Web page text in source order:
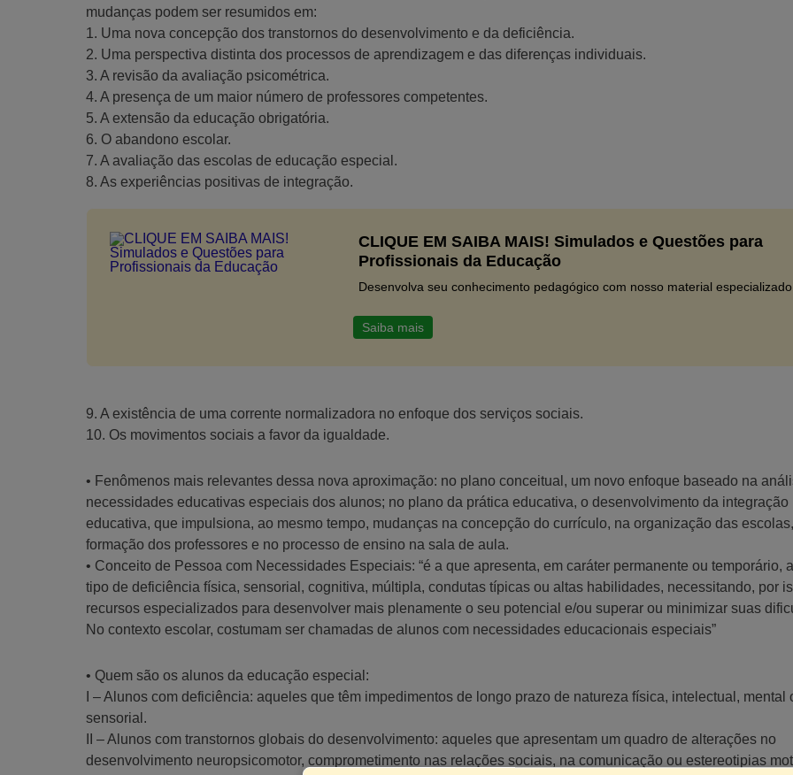
mudanças podem ser resumidos em:
1. Uma nova concepção dos transtornos do desenvolvimento e da deficiência.
2. Uma perspectiva distinta dos processos de aprendizagem e das diferenças individuais.
3. A revisão da avaliação psicométrica.
4. A presença de um maior número de professores competentes.
5. A extensão da educação obrigatória.
6. O abandono escolar.
7. A avaliação das escolas de educação especial.
8. As experiências positivas de integração.
CLIQUE EM SAIBA MAIS! Simulados e Questões para
Profissionais da Educação
Desenvolva seu conhecimento pedagógico com nosso material especializado.
Saiba mais
9. A existência de uma corrente normalizadora no enfoque dos serviços sociais.
10. Os movimentos sociais a favor da igualdade.
• Fenômenos mais relevantes dessa nova aproximação: no plano conceitual, um novo enfoque baseado na
necessidades educativas especiais dos alunos; no plano da prática educativa, o desenvolvimento da integração
educativa, que impulsiona, ao mesmo tempo, mudanças na concepção do currículo, na organização das
formação dos professores e no processo de ensino na sala de aula.
• Conceito de Pessoa com Necessidades Especiais: “é a que apresenta, em caráter permanente ou temporário,
tipo de deficiência física, sensorial, cognitiva, múltipla, condutas típicas ou altas habilidades, necessitando, por
recursos especializados para desenvolver mais plenamente o seu potencial e/ou superar ou minimizar suas
No contexto escolar, costumam ser chamadas de alunos com necessidades educacionais especiais”
• Quem são os alunos da educação especial:
I – Alunos com deficiência: aqueles que têm impedimentos de longo prazo de natureza física, intelectual, mental
sensorial.
II – Alunos com transtornos globais do desenvolvimento: aqueles que apresentam um quadro de alterações no
desenvolvimento neuropsicomotor, comprometimento nas relações sociais, na comunicação ou estereotipias